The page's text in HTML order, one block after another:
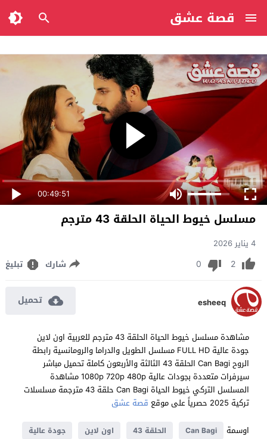
قصة عشق
00:49:51
مسلسل خيوط الحياة الحلقة 43 مترجم
4 يناير 2026
2
0 شارك تبليغ
esheeq تحميل
مشاهدة مسلسل خيوط الحياة الحلقة 43 مترجم للعربية اون لاين
جودة عالية FULL HD مسلسل الطويل والدراما والرومانسية رابطة
الروح Can Bagi الحلقة 43 الثالثة والأربعون كاملة تحميل مباشر
سيرفرات متعددة بجودات عالية 1080p 720p 480p مشاهدة
المسلسل التركي خيوط الحياة Can Bagi حلقة 43 مترجمة مسلسلات
تركية 2025 حصرياً على موقع
قصة عشق
اوسمة
Can Bagi الحلقة 43 اون لاين
جودة عالية